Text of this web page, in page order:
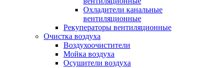
Охладители канальные
вентиляционные
Рекуператоры вентиляционные
Очистка воздуха
Воздухоочистители
Мойка воздуха
Осушители воздуха